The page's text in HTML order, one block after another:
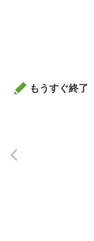
もうすぐ終了